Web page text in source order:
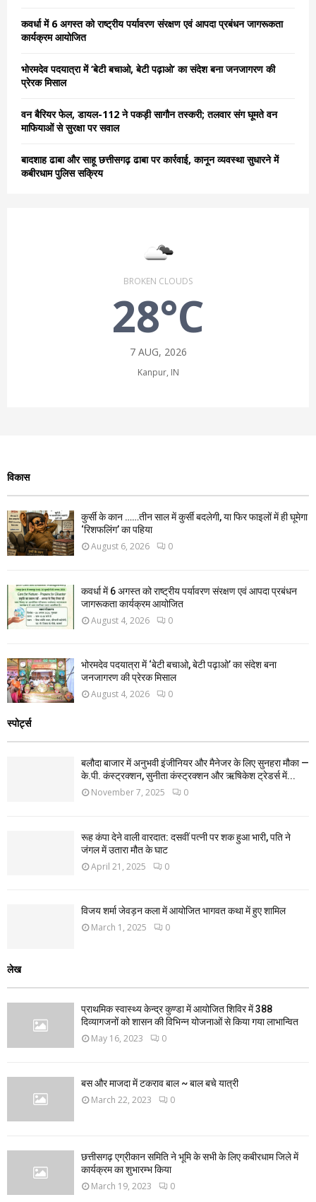
कवर्धा में 6 अगस्त को राष्ट्रीय पर्यावरण संरक्षण एवं आपदा प्रबंधन जागरूकता
कार्यक्रम आयोजित
भोरमदेव पदयात्रा में ‘बेटी बचाओ, बेटी पढ़ाओ’ का संदेश बना जनजागरण की
प्रेरक मिसाल
वन बैरियर फेल, डायल-112 ने पकड़ी सागौन तस्करी; तलवार संग घूमते वन
माफियाओं से सुरक्षा पर सवाल
बादशाह ढाबा और साहू छत्तीसगढ़ ढाबा पर कार्रवाई, कानून व्यवस्था सुधारने में
कबीरधाम पुलिस सक्रिय
BROKEN CLOUDS
28°C
7 AUG, 2026
Kanpur, IN
विकास
कुर्सी के कान ……तीन साल में कुर्सी बदलेगी, या फिर फाइलों में ही घूमेगा
‘रिशफलिंग’ का पहिया
August 6, 2026 0
कवर्धा में 6 अगस्त को राष्ट्रीय पर्यावरण संरक्षण एवं आपदा प्रबंधन
जागरूकता कार्यक्रम आयोजित
August 4, 2026 0
भोरमदेव पदयात्रा में ‘बेटी बचाओ, बेटी पढ़ाओ’ का संदेश बना
जनजागरण की प्रेरक मिसाल
August 4, 2026 0
स्पोर्ट्स
बलौदा बाजार में अनुभवी इंजीनियर और मैनेजर के लिए सुनहरा मौका —
के.पी. कंस्ट्रक्शन, सुनीता कंस्ट्रक्शन और ऋषिकेश ट्रेडर्स में...
November 7, 2025 0
रूह कंपा देने वाली वारदात: दसवीं पत्नी पर शक हुआ भारी, पति ने
जंगल में उतारा मौत के घाट
April 21, 2025 0
विजय शर्मा जेवड़न कला में आयोजित भागवत कथा में हुए शामिल
March 1, 2025 0
लेख
प्राथमिक स्वास्थ्य केन्द्र कुण्डा में आयोजित शिविर में 388
दिव्यागजनों को शासन की विभिन्न योजनाओं से किया गया लाभान्वित
May 16, 2023 0
बस और माजदा में टकराव बाल ~ बाल बचे यात्री
March 22, 2023 0
छत्तीसगढ़ एग्रीकान समिति ने भूमि के सभी के लिए कबीरधाम जिले में
कार्यक्रम का शुभारम्भ किया
March 19, 2023 0